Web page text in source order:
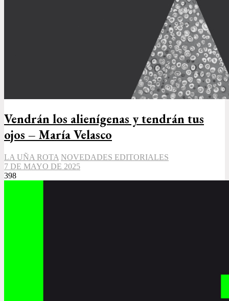
Vendrán los alienígenas y tendrán tus
ojos – María Velasco
LA UÑA ROTA NOVEDADES EDITORIALES
7 DE MAYO DE 2025
398